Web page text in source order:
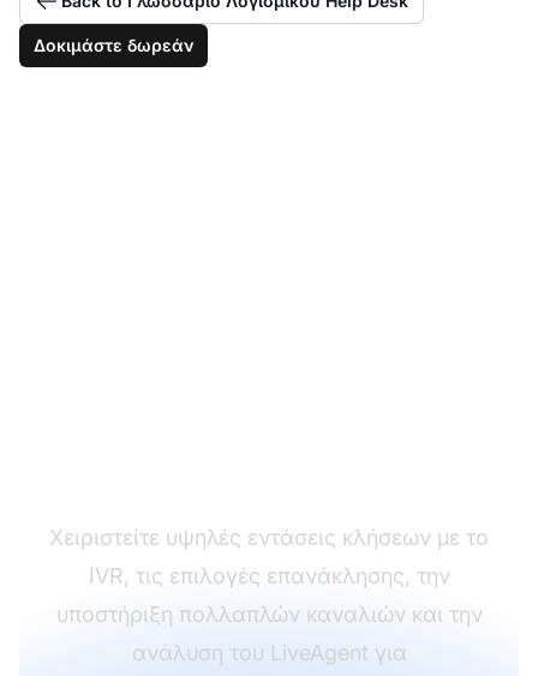
Δοκιμάστε δωρεάν
Χειριστείτε υψηλές εντάσεις κλήσεων με το
IVR, τις επιλογές επανάκλησης, την
υποστήριξη πολλαπλών καναλιών και την
ανάλυση του LiveAgent για